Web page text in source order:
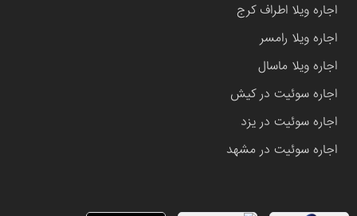
اجاره ویلا اطراف کرج
اجاره ویلا رامسر
اجاره ویلا ماسال
اجاره سوئیت در کیش
اجاره سوئیت در یزد
اجاره سوئیت در مشهد